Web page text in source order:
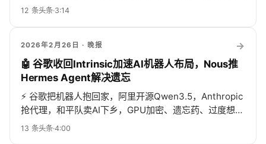
光、OpenAI伦敦抢人，Claude红队偷国...
12 条头条·3:14
2026年2月26日 · 晚报
→
🤖 谷歌收回Intrinsic加速AI机器人布局，Nous推
Hermes Agent解决遗忘
⚡ 谷歌把机器人抱回家，阿里开源Qwen3.5，Anthropic
抢代理，和平队卖AI下乡，GPU加密、遗忘药、过度想全
齐活，AI圈一周比狗血剧还满！
13 条头条·4:00